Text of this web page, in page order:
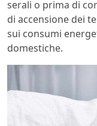
serali o prima di
di accensione dei
sui consumi
domestiche.